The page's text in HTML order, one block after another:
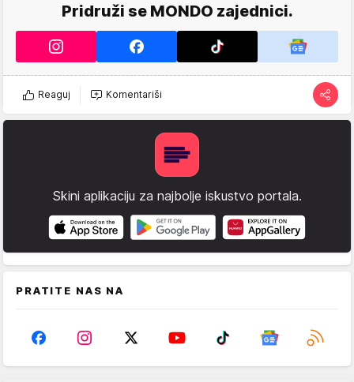
Pridruži se MONDO zajednici.
Reaguj Komentariši
Skini aplikaciju za najbolje iskustvo portala.
PRATITE NAS NA